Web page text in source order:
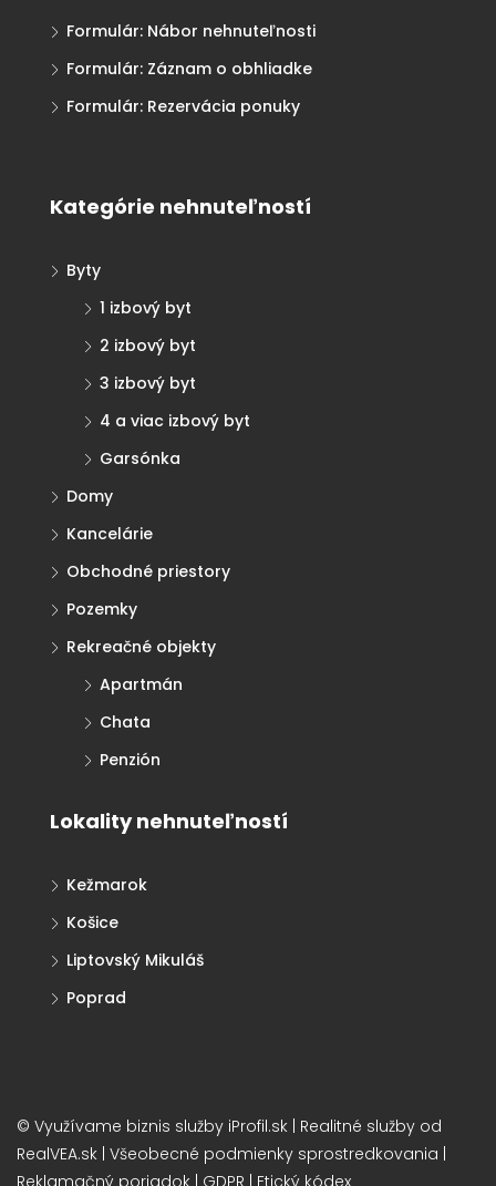
Formulár: Nábor nehnuteľnosti
Formulár: Záznam o obhliadke
Formulár: Rezervácia ponuky
Kategórie nehnuteľností
Byty
1 izbový byt
2 izbový byt
3 izbový byt
4 a viac izbový byt
Garsónka
Domy
Kancelárie
Obchodné priestory
Pozemky
Rekreačné objekty
Apartmán
Chata
Penzión
Lokality nehnuteľností
Kežmarok
Košice
Liptovský Mikuláš
Poprad
© Využívame biznis služby iProfil.sk | Realitné služby od
RealVEA.sk Všeobecné podmienky sprostredkovania